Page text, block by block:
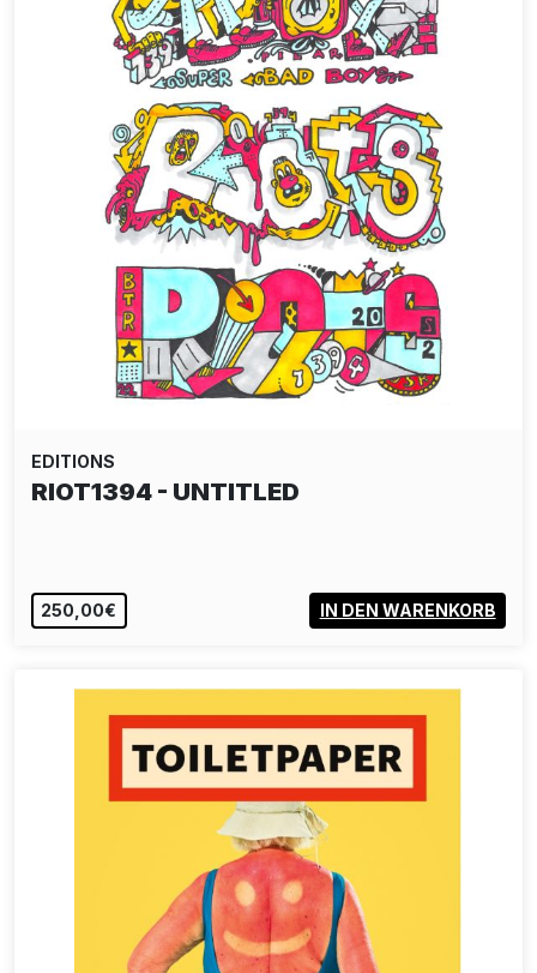
EDITIONS
RIOT1394 - UNTITLED
250,00€ IN DEN WARENKORB